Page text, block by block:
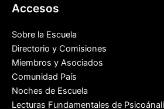
Accesos
Sobre la Escuela
Directorio y Comisiones
Miembros y Asociados
Comunidad País
Noches de Escuela
Lecturas Fundamentales de